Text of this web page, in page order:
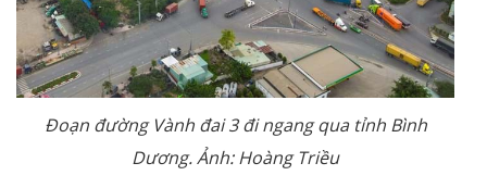
Đoạn đường Vành đai 3 đi ngang qua tỉnh Bình
Dương. Ảnh: Hoàng Triều